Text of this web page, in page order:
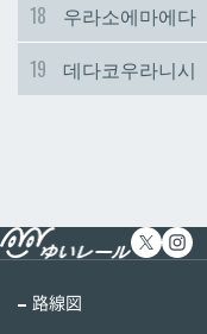
18
우라소에마에다
19
데다코우라니시
路線図